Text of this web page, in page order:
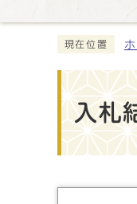
現在位置
入札